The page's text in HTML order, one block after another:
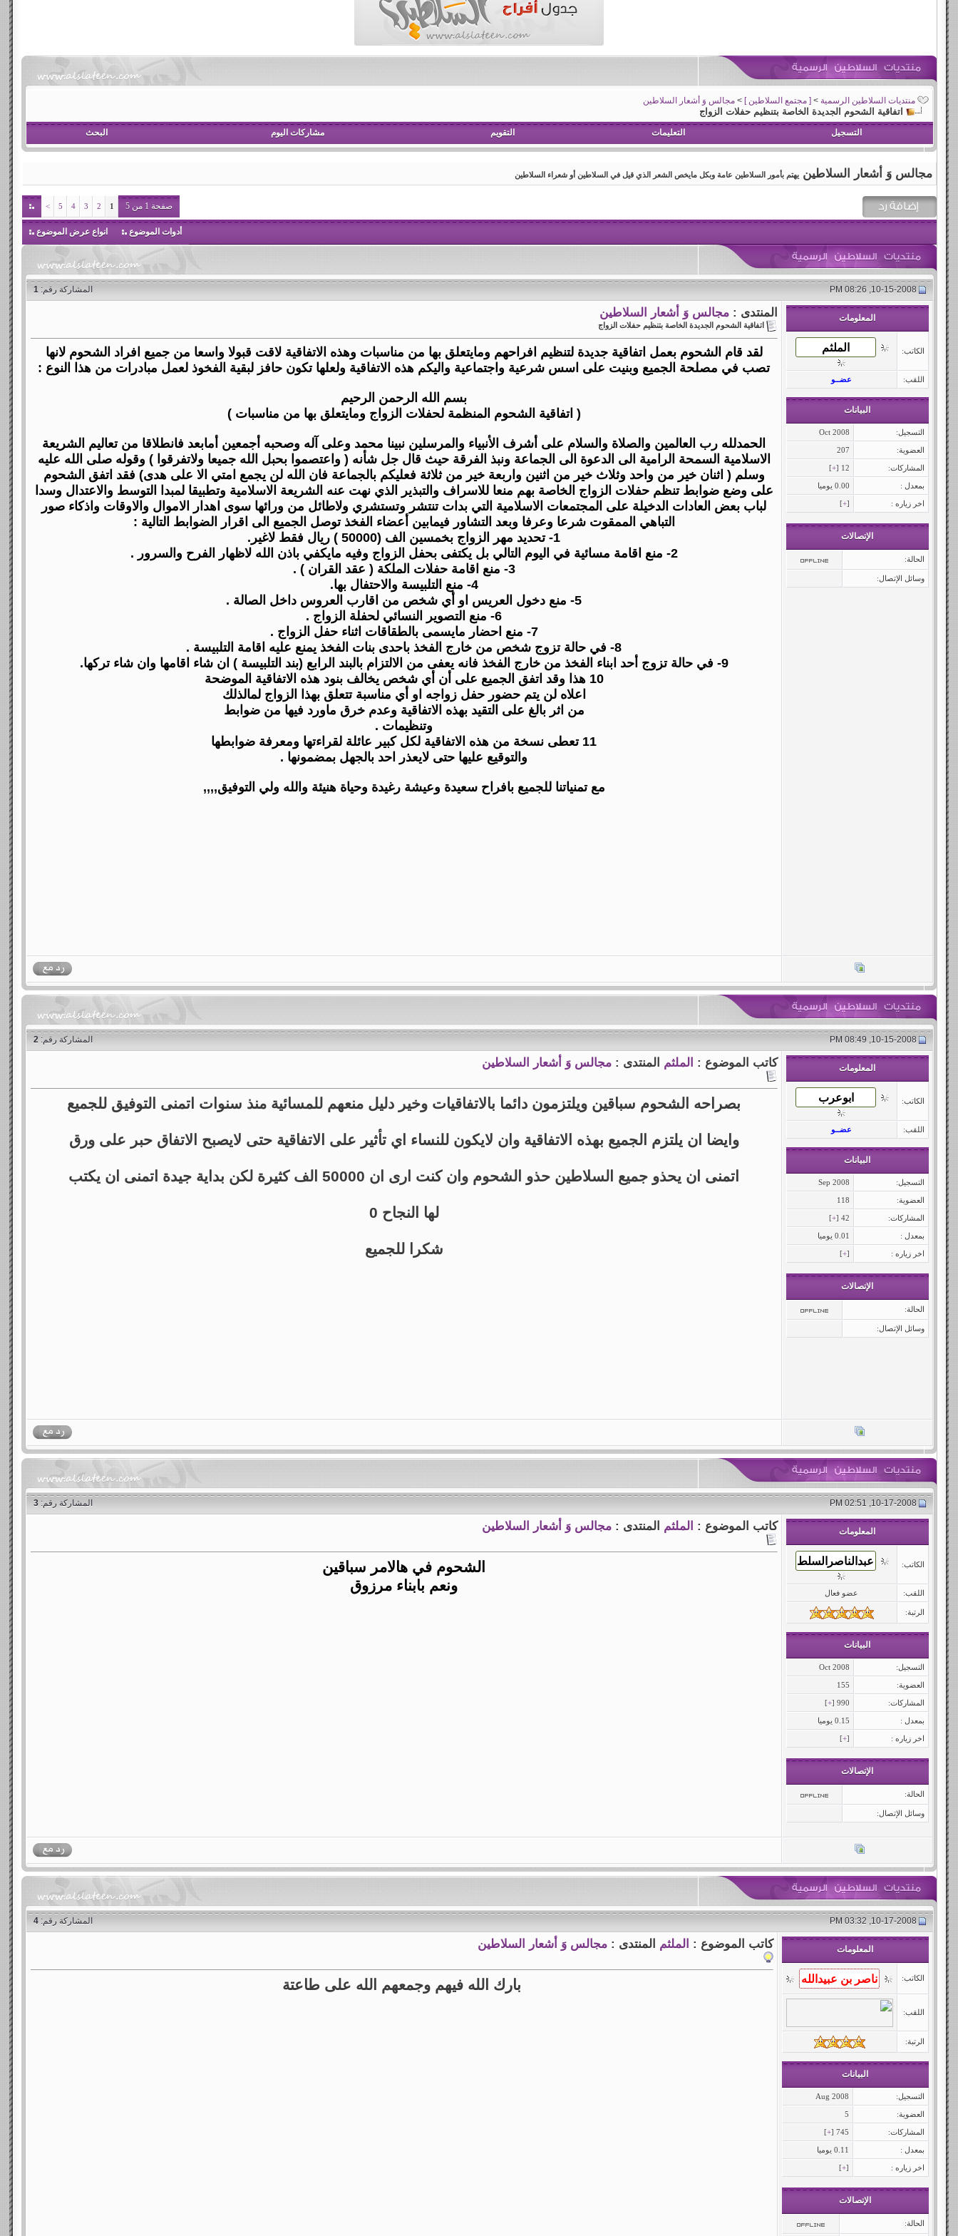
منتديات السلاطين الرسمية > [ مجتمع السلاطين ] >مجالس وَ أشعار السلاطين
اتفاقية الشحوم الجديدة الخاصة بتنظيم حفلات الزواج
التسجيل التعليمات التقويم مشاركات اليوم البحث
مجالس وَ أشعار السلاطين يهتم بأمور السلاطين عامة وبكل مايخص الشعر الذي قيل في السلاطين أو شعراء السلاطين
صفحة 1 من 5 1
2
3
4
5
>
أدوات الموضوع انواع عرض الموضوع
10-15-2008, 08:26 PM المشاركة رقم:1
المعلومات
الكاتب:
اللقب: عضــو
البيانات
التسجيل: Oct 2008
العضوية: 207
المشاركات: 12 [
+
]
بمعدل : 0.00 يوميا
اخر زياره : [
+
]
الإتصالات
الحالة:
وسائل الإتصال:
المنتدى :مجالس وَ أشعار السلاطين
اتفاقية الشحوم الجديدة الخاصة بتنظيم حفلات الزواج
لقد قام الشحوم بعمل اتفاقية جديدة لتنظيم افراحهم ومايتعلق بها من مناسبات وهذه الاتفاقية لاقت قبولا واسعا من جميع افراد الشحوم لانها
تصب في مصلحة الجميع وبنيت على اسس شرعية واجتماعية واليكم هذه الاتفاقية ولعلها تكون حافز لبقية الفخوذ لعمل مبادرات من هذا النوع :
بسم الله الرحمن الرحيم
( اتفاقية الشحوم المنظمة لحفلات الزواج ومايتعلق بها من مناسبات )
الحمدلله رب العالمين والصلاة والسلام على أشرف الأنبياء والمرسلين نبينا محمد وعلى آله وصحبه أجمعين أمابعد فانطلاقا من تعاليم الشريعة
الاسلامية السمحة الرامية الى الدعوة الى الجماعة ونبذ الفرقة حيث قال جل شأنه ( واعتصموا بحبل الله جميعا ولاتفرقوا ) وقوله صلى الله عليه
وسلم ( اثنان خير من واحد وثلاث خير من اثنين واربعة خير من ثلاثة فعليكم بالجماعة فان الله لن يجمع امتي الا على هدى) فقد اتفق الشحوم
على وضع ضوابط تنظم حفلات الزواج الخاصة بهم منعا للاسراف والتبذير الذي نهت عنه الشريعة الاسلامية وتطبيقا لمبدا التوسط والاعتدال وسدا
لباب بعض العادات الدخيلة على المجتمعات الاسلامية التي بدات تنتشر وتستشري ولاطائل من ورائها سوى اهدار الاموال والاوقات واذكاء صور
التباهي الممقوت شرعا وعرفا وبعد التشاور فيمابين أعضاء الفخذ توصل الجميع الى اقرار الضوابط التالية :
1- تحديد مهر الزواج بخمسين الف (50000 ) ريال فقط لاغير.
2- منع اقامة مسائية في اليوم التالي بل يكتفى بحفل الزواج وفيه مايكفي باذن الله لاظهار الفرح والسرور .
3- منع اقامة حفلات الملكة ( عقد القران ) .
4- منع التلبيسة والاحتفال بها.
5- منع دخول العريس او أي شخص من اقارب العروس داخل الصالة .
6- منع التصوير النسائي لحفلة الزواج .
7- منع احضار مايسمى بالطقاقات اثناء حفل الزواج .
8- في حالة تزوج شخص من خارج الفخذ باحدى بنات الفخذ يمنع عليه اقامة التلبيسة .
9- في حالة تزوج أحد ابناء الفخذ من خارج الفخذ فانه يعفى من الالتزام بالبند الرابع (بند التلبيسة ) ان شاء اقامها وان شاء تركها.
10 هذا وقد اتفق الجميع على أن أي شخص يخالف بنود هذه الاتفاقية الموضحة
اعلاه لن يتم حضور حفل زواجه او أي مناسبة تتعلق بهذا الزواج لمالذلك
من اثر بالغ على التقيد بهذه الاتفاقية وعدم خرق ماورد فيها من ضوابط
وتنظيمات .
11 تعطى نسخة من هذه الاتفاقية لكل كبير عائلة لقراءتها ومعرفة ضوابطها
والتوقيع عليها حتى لايعذر احد بالجهل بمضمونها .
مع تمنياتنا للجميع بافراح سعيدة وعيشة رغيدة وحياة هنيئة والله ولي التوفيق,,,,
10-15-2008, 08:49 PM المشاركة رقم:2
المعلومات
الكاتب:
اللقب: عضــو
البيانات
التسجيل: Sep 2008
العضوية: 118
المشاركات: 42 [
+
]
بمعدل : 0.01 يوميا
اخر زياره : [
+
]
الإتصالات
الحالة:
وسائل الإتصال:
كاتب الموضوع : الملثم المنتدى :مجالس وَ أشعار السلاطين
بصراحه الشحوم سباقين ويلتزمون دائما بالاتفاقيات وخير دليل منعهم للمسائية منذ سنوات اتمنى التوفيق للجميع
وايضا ان يلتزم الجميع بهذه الاتفاقية وان لايكون للنساء اي تأثير على الاتفاقية حتى لايصبح الاتفاق حبر على ورق
اتمنى ان يحذو جميع السلاطين حذو الشحوم وان كنت ارى ان 50000 الف كثيرة لكن بداية جيدة اتمنى ان يكتب
لها النجاح 0
شكرا للجميع
10-17-2008, 02:51 PM المشاركة رقم:3
المعلومات
الكاتب:
اللقب: عضو فعال
الرتبة:
البيانات
التسجيل: Oct 2008
العضوية: 155
المشاركات: 990 [
+
]
بمعدل : 0.15 يوميا
اخر زياره : [
+
]
الإتصالات
الحالة:
وسائل الإتصال:
كاتب الموضوع : الملثم المنتدى :مجالس وَ أشعار السلاطين
الشحوم في هالامر سباقين
ونعم بابناء مرزوق
10-17-2008, 03:32 PM المشاركة رقم:4
المعلومات
الكاتب:
اللقب:
الرتبة:
البيانات
التسجيل: Aug 2008
العضوية: 5
المشاركات: 745 [
+
]
بمعدل : 0.11 يوميا
اخر زياره : [
+
]
الإتصالات
الحالة:
كاتب الموضوع : الملثم المنتدى :مجالس وَ أشعار السلاطين
بارك الله فيهم وجمعهم الله على طاعتة